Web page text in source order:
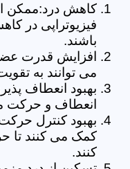
کاهش درد:ممکن
فیزیوتراپی در
باشند.
افزایش قدرت
می توانند به
بهبود انعطاف
انعطاف و حرکت
بهبود کنترل
کمک می کنند تا
کنند.